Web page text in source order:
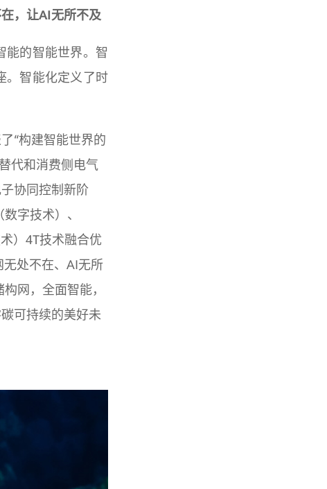
，让AI无所不及
能的智能世界。智
。智能化定义了时
“构建智能世界的
代和消费侧电气
协同控制新阶
字技术）、
）4T技术融合优
无处不在、AI无所
网，全面智能，
可持续的美好未